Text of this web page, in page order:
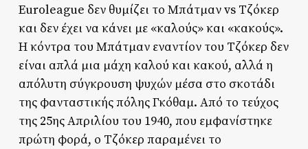
Euroleague δεν θυμίζει το Μπάτμαν vs Τζόκερ
και δεν έχει να κάνει με «καλούς» και «κακούς».
Η κόντρα του Μπάτμαν εναντίον του Τζόκερ δεν
είναι απλά μια μάχη καλού και κακού, αλλά η
απόλυτη σύγκρουση ψυχών μέσα στο σκοτάδι
της φανταστικής πόλης Γκόθαμ. Από το τεύχος
της 25ης Απριλίου του 1940, που εμφανίστηκε
πρώτη φορά, ο Τζόκερ παραμένει το